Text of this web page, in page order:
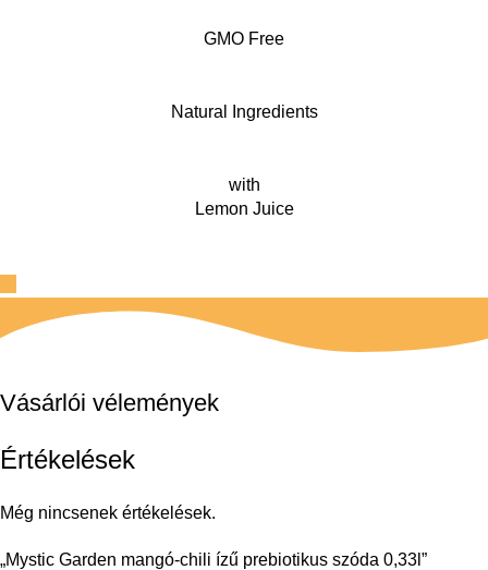
GMO Free
Natural Ingredients
with
Lemon Juice
Vásárlói vélemények
Értékelések
Még nincsenek értékelések.
„Mystic Garden mangó-chili ízű prebiotikus szóda 0,33l”